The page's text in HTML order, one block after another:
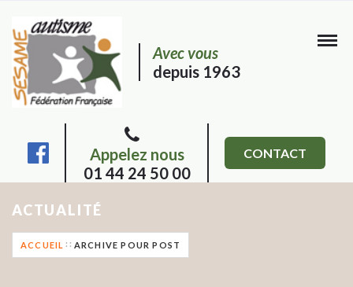
Avec vous
depuis 1963
Appelez nous
01 44 24 50 00
CONTACT
ACTUALITÉ
ACCUEIL ARCHIVE POUR POST